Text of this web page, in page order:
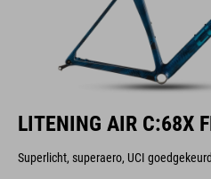
LITENING AIR C:68X
Superlicht, superaero, UCI